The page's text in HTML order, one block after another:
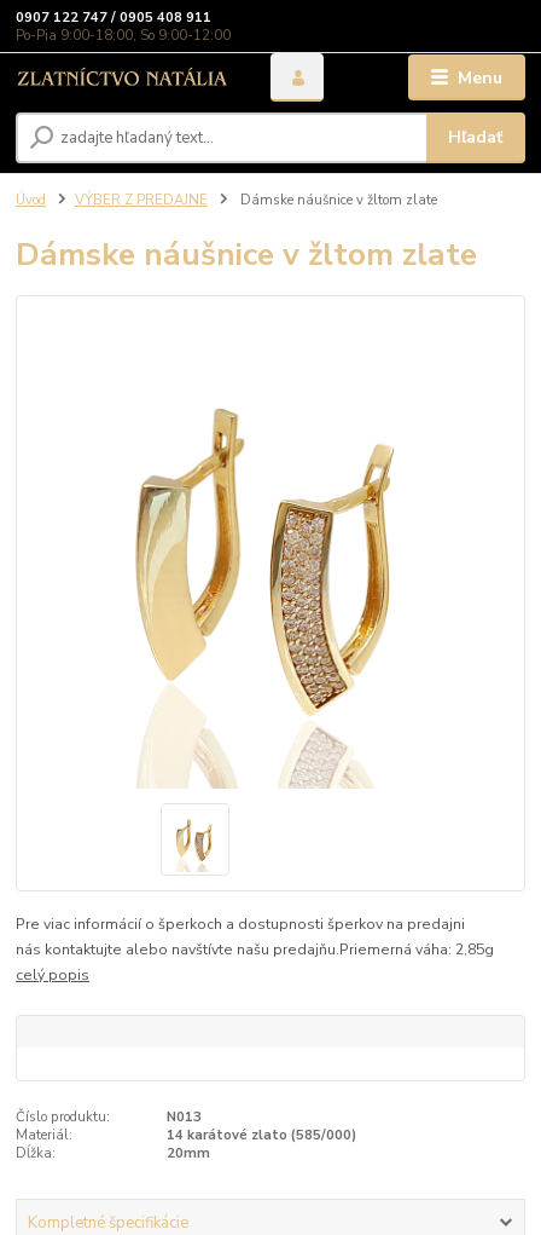
Menu
Hľadať
0907 122 747 / 0905 408 911
Po-Pia 9:00-18:00, So 9:00-12:00
Úvod VÝBER Z PREDAJNE Dámske náušnice v žltom zlate
Dámske náušnice v žltom zlate
Pre viac informácií o šperkoch a dostupnosti šperkov na predajni
nás kontaktujte alebo navštívte našu predajňu.Priemerná váha: 2,85g
celý popis
Číslo produktu:
N013
Materiál:
14 karátové zlato (585/000)
Dĺžka:
20mm
Kompletné špecifikácie